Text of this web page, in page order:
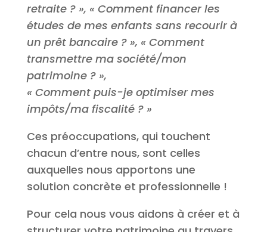
retraite ? », « Comment financer les
études de mes enfants sans recourir à
un prêt bancaire ? », « Comment
transmettre ma société/mon
patrimoine ? »,
« Comment puis-je optimiser mes
impôts/ma fiscalité ? »
Ces préoccupations, qui touchent
chacun d’entre nous, sont celles
auxquelles nous apportons une
solution concrète et professionnelle !
Pour cela nous vous aidons à créer et à